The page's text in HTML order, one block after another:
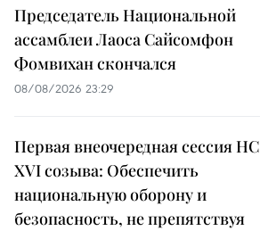
Председатель Национальной
ассамблеи Лаоса Сайсомфон
Фомвихан скончался
08/08/2026 23:29
Первая внеочередная сессия НС
XVI созыва: Обеспечить
национальную оборону и
безопасность, не препятствуя